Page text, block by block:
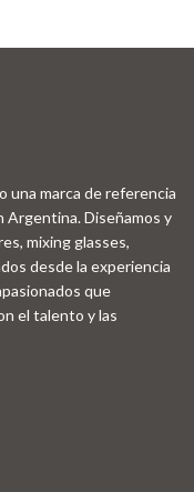
una marca de referencia
Argentina. Diseñamos y
mixing glasses,
desde la experiencia
que
el talento y las